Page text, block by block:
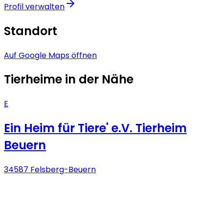
Profil verwalten
Standort
Auf Google Maps öffnen
Tierheime in der Nähe
E
Ein Heim für Tiere' e.V. Tierheim
Beuern
34587 Felsberg-Beuern